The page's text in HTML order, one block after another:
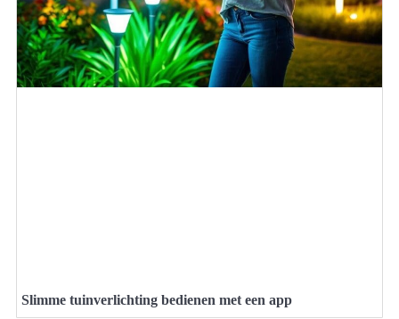
Slimme tuinverlichting bedienen met een app